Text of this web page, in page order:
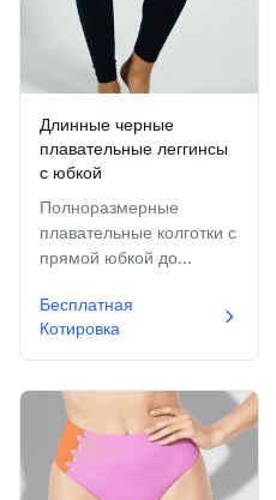
Длинные черные
плавательные леггинсы
с юбкой
Полноразмерные
плавательные колготки с
прямой юбкой до
разработанные для
максимального
покрытия и комфорта в
Бесплатная
Котировка